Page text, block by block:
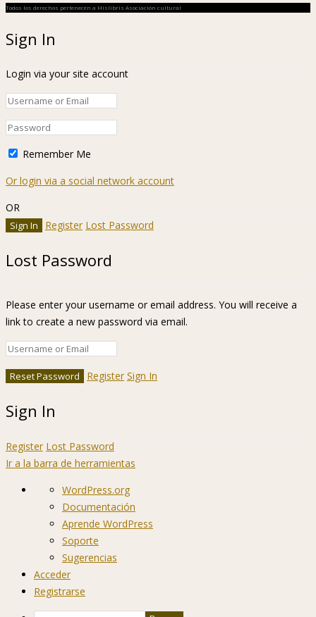
Todos los derechos pertenecen a Hislibris Asociación cultural
Sign In
Login via your site account
Remember Me
Or login via a social network account
OR
Register Lost Password
Lost Password
Please enter your username or email address. You will receive a
link to create a new password via email.
Register Sign In
Sign In
Register Lost Password
Ir a la barra de herramientas
Acerca
WordPress
WordPress.org
Documentación
Aprende WordPress
Soporte
Sugerencias
Acceder
Registrarse